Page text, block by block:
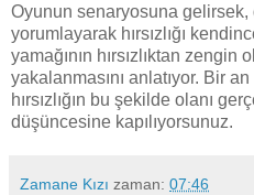
Oyunun senaryosuna
yorumlayarak hırsızlığı
yamağının hırsızlıktan zengin
yakalanmasını anlatıyor. Bir
hırsızlığın bu şekilde olanı
düşüncesine kapılıyorsunuz.
Zamane Kızı zaman: 07:46